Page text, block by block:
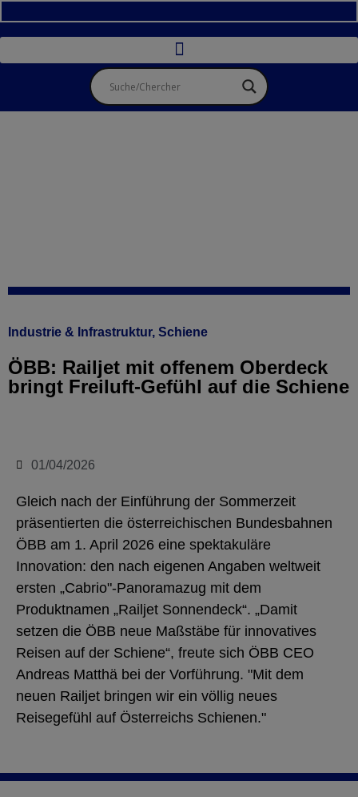
Industrie & Infrastruktur, Schiene
ÖBB: Railjet mit offenem Oberdeck
bringt Freiluft-Gefühl auf die Schiene
01/04/2026
Gleich nach der Einführung der Sommerzeit
präsentierten die österreichischen Bundesbahnen
ÖBB am 1. April 2026 eine spektakuläre
Innovation: den nach eigenen Angaben weltweit
ersten „Cabrio"-Panoramazug mit dem
Produktnamen „Railjet Sonnendeck“. „Damit
setzen die ÖBB neue Maßstäbe für innovatives
Reisen auf der Schiene“, freute sich ÖBB CEO
Andreas Matthä bei der Vorführung. "Mit dem
neuen Railjet bringen wir ein völlig neues
Reisegefühl auf Österreichs Schienen."